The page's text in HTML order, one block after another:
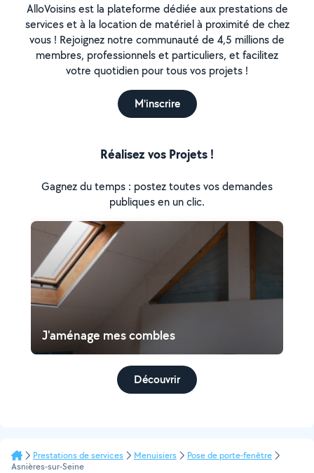
AlloVoisins est la plateforme dédiée aux prestations de
services et à la location de matériel à proximité de chez
vous ! Rejoignez notre communauté de 4,5 millions de
membres, professionnels et particuliers, et facilitez
votre quotidien pour tous vos projets !
M'inscrire
Réalisez vos Projets !
Gagnez du temps : postez toutes vos demandes
publiques en un clic.
J'aménage mes combles
Découvrir
Prestations de services Menuisiers
Pose de porte-fenêtre
Asnières-sur-Seine